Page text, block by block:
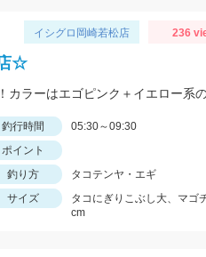
イシグロ岡崎若松店 236
☆
釣行時間
05:30～09:30
ポイント
釣り方
タコテンヤ・エギ
サイズ
タコにぎりこぶし大、マゴ
cm